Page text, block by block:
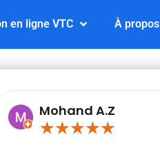
en ligne VTC À propos
Mohand A.Z
★★★★★